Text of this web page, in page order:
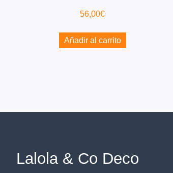
56,00€
Añadir al carrito
Lalola & Co Deco